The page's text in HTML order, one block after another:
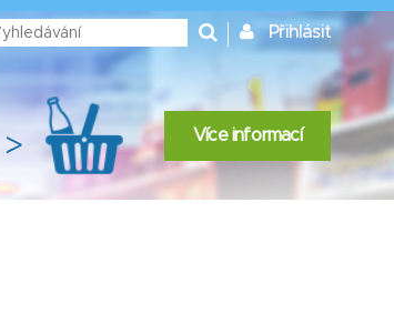
Přihlásit
> Více informací